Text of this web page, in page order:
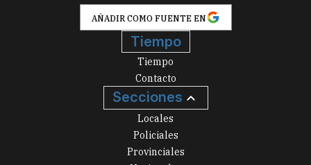
AÑADIR COMO FUENTE EN
Tiempo
Tiempo
Contacto
Secciones
Locales
Policiales
Provinciales